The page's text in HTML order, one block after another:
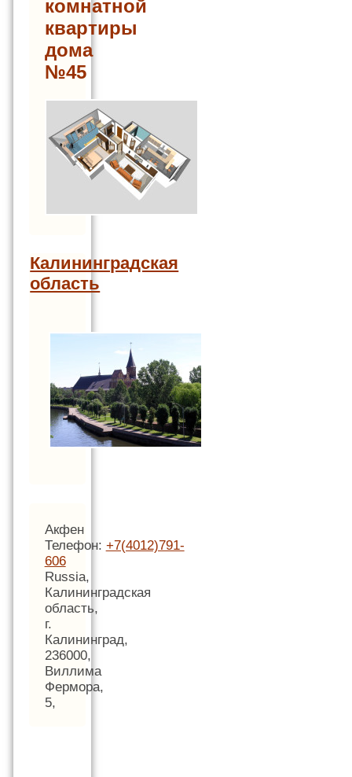
комнатной
квартиры
дома
№45
Калининградская
область
Акфен
Телефон: +7(4012)791-
606
Russia,
Калининградская
область,
г.
Калининград,
236000,
Виллима
Фермора,
5,